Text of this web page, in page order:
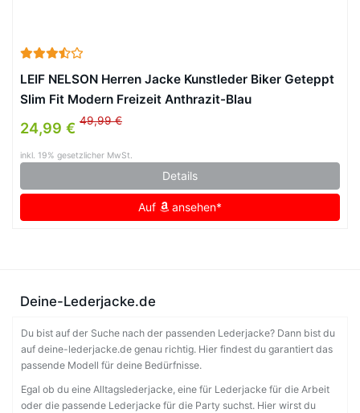
LEIF NELSON Herren Jacke Kunstleder Biker Geteppt
Slim Fit Modern Freizeit Anthrazit-Blau
24,99 € 49,99 €
inkl. 19% gesetzlicher MwSt.
Details
Auf ansehen*
Deine-Lederjacke.de
Du bist auf der Suche nach der passenden Lederjacke? Dann bist du
auf deine-lederjacke.de genau richtig. Hier findest du garantiert das
passende Modell für deine Bedürfnisse.
Egal ob du eine Alltagslederjacke, eine für Lederjacke für die Arbeit
oder die passende Lederjacke für die Party suchst. Hier wirst du